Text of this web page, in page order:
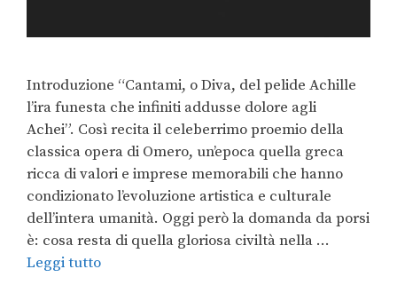
Introduzione “Cantami, o Diva, del pelide Achille
l’ira funesta che infiniti addusse dolore agli
Achei”. Così recita il celeberrimo proemio della
classica opera di Omero, un’epoca quella greca
ricca di valori e imprese memorabili che hanno
condizionato l’evoluzione artistica e culturale
dell’intera umanità. Oggi però la domanda da porsi
è: cosa resta di quella gloriosa civiltà nella …
Leggi tutto